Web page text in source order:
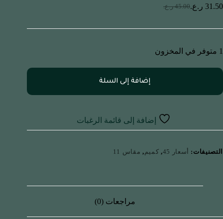
45.00 ر.ع. 31.50 ر.ع.
1 متوفر في المخزون
إضافة إلى السلة
إضافة إلى قائمة الرغبات
التصنيفات: أسعار 45 , كميم, مقاس 11
مراجعات (0)